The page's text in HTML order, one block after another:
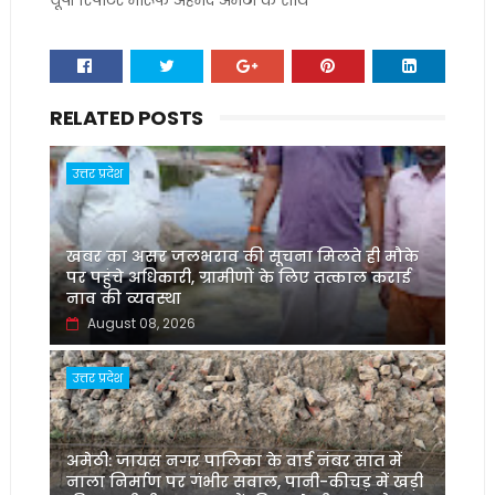
RELATED POSTS
उत्तर प्रदेश
खबर का असर जलभराव की सूचना मिलते ही मौके
पर पहुंचे अधिकारी, ग्रामीणों के लिए तत्काल कराई
नाव की व्यवस्था
August 08, 2026
उत्तर प्रदेश
अमेठी: जायस नगर पालिका के वार्ड नंबर सात में
नाला निर्माण पर गंभीर सवाल, पानी-कीचड़ में खड़ी